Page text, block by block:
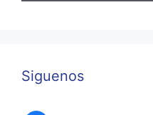
Siguenos